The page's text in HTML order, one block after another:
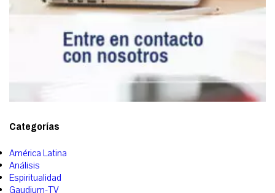
Categorías
América Latina
Análisis
Espiritualidad
Gaudium-TV